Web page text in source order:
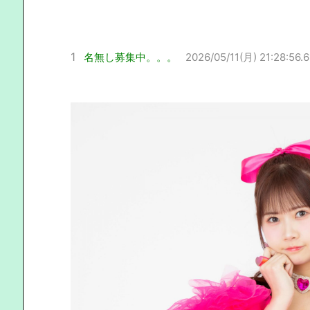
1 名無し募集中。。。 2026/05/11(月)